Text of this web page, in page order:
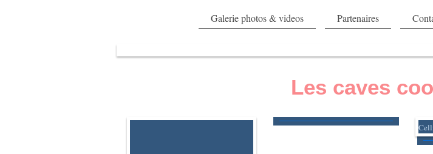
Galerie photos & videos Partenaires
Les caves